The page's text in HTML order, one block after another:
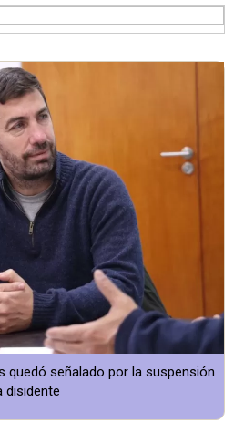
quedó señalado por la suspensión
disidente